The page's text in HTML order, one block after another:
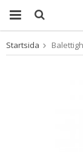
Startsida